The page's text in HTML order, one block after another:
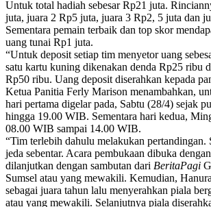
Untuk total hadiah sebesar Rp21 juta.
juta, juara 2 Rp5 juta, juara 3 Rp2, 5 juta dan
Sementara pemain terbaik dan top skor
uang tunai Rp1 juta.
“Untuk deposit setiap tim menyetor uang
satu kartu kuning dikenakan denda Rp25 ribu
Rp50 ribu. Uang deposit diserahkan kepada
Ketua Panitia Ferly Marison menambahkan,
hari pertama digelar pada, Sabtu (28/4) sejak
hingga 19.00 WIB. Sementara hari kedua,
08.00 WIB sampai 14.00 WIB.
“Tim terlebih dahulu melakukan pertandingan.
jeda sebentar. Acara pembukaan dibuka
dilanjutkan dengan sambutan dari BeritaPagi
Sumsel atau yang mewakili. Kemudian,
sebagai juara tahun lalu menyerahkan piala
atau yang mewakili. Selanjutnya piala